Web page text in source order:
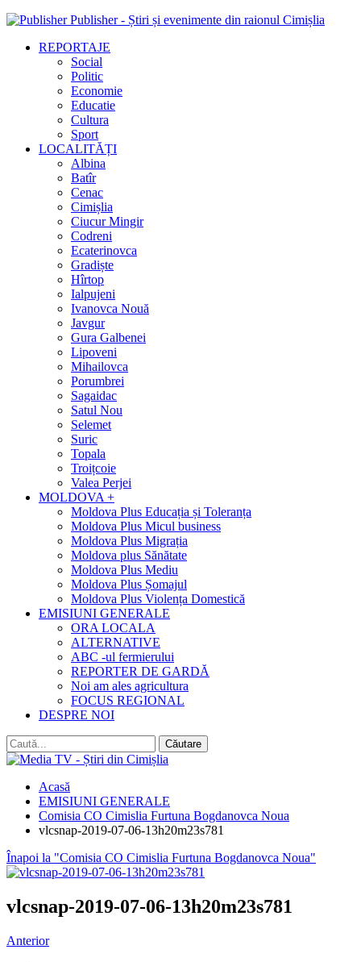
Publisher - Știri și evenimente din raionul Cimișlia
REPORTAJE
Social
Politic
Economie
Educatie
Cultura
Sport
LOCALITĂȚI
Albina
Batîr
Cenac
Cimișlia
Ciucur Mingir
Codreni
Ecaterinovca
Gradiște
Hîrtop
Ialpujeni
Ivanovca Nouă
Javgur
Gura Galbenei
Lipoveni
Mihailovca
Porumbrei
Sagaidac
Satul Nou
Selemet
Suric
Topala
Troițcoie
Valea Perjei
MOLDOVA +
Moldova Plus Educația și Toleranța
Moldova Plus Micul business
Moldova Plus Migrația
Moldova plus Sănătate
Moldova Plus Mediu
Moldova Plus Șomajul
Moldova Plus Violența Domestică
EMISIUNI GENERALE
ORA LOCALA
ALTERNATIVE
ABC -ul fermierului
REPORTER DE GARDĂ
Noi am ales agricultura
FOCUS REGIONAL
DESPRE NOI
Acasă
EMISIUNI GENERALE
Comisia CO Cimislia Furtuna Bogdanovca Noua
vlcsnap-2019-07-06-13h20m23s781
Înapoi la "Comisia CO Cimislia Furtuna Bogdanovca Noua"
vlcsnap-2019-07-06-13h20m23s781
Anterior